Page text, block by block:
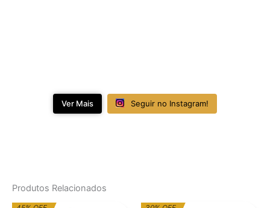
Ver Mais Seguir no Instagram!
Produtos Relacionados
O
O O
O